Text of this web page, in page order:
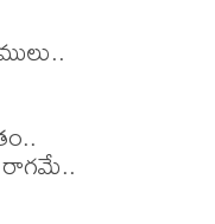
రాగమే..